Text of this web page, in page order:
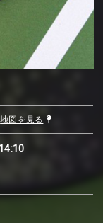
地図を見る
14:10